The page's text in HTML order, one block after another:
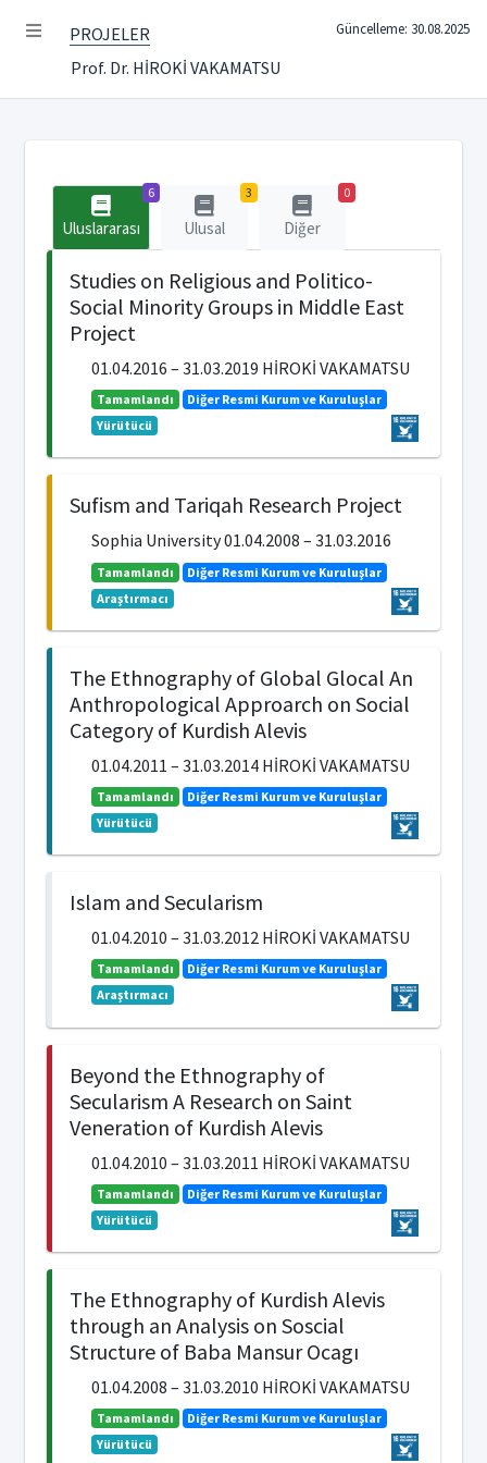
PROJELER
Prof. Dr. HİROKİ VAKAMATSU
Güncelleme: 30.08.2025
6
Uluslararası
3
Ulusal
0
Diğer
Studies on Religious and Politico-
Social Minority Groups in Middle East
Project
01.04.2016 – 31.03.2019 HİROKİ VAKAMATSU
Tamamlandı
Diğer Resmi Kurum ve Kuruluşlar
Yürütücü
Sufism and Tariqah Research Project
Sophia University 01.04.2008 – 31.03.2016
Tamamlandı
Diğer Resmi Kurum ve Kuruluşlar
Araştırmacı
The Ethnography of Global Glocal An
Anthropological Approarch on Social
Category of Kurdish Alevis
01.04.2011 – 31.03.2014 HİROKİ VAKAMATSU
Tamamlandı
Diğer Resmi Kurum ve Kuruluşlar
Yürütücü
Islam and Secularism
01.04.2010 – 31.03.2012 HİROKİ VAKAMATSU
Tamamlandı
Diğer Resmi Kurum ve Kuruluşlar
Araştırmacı
Beyond the Ethnography of
Secularism A Research on Saint
Veneration of Kurdish Alevis
01.04.2010 – 31.03.2011 HİROKİ VAKAMATSU
Tamamlandı
Diğer Resmi Kurum ve Kuruluşlar
Yürütücü
The Ethnography of Kurdish Alevis
through an Analysis on Soscial
Structure of Baba Mansur Ocagı
01.04.2008 – 31.03.2010 HİROKİ VAKAMATSU
Tamamlandı
Diğer Resmi Kurum ve Kuruluşlar
Yürütücü